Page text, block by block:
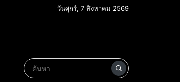
วันศุกร์, 7 สิงหาคม 2569